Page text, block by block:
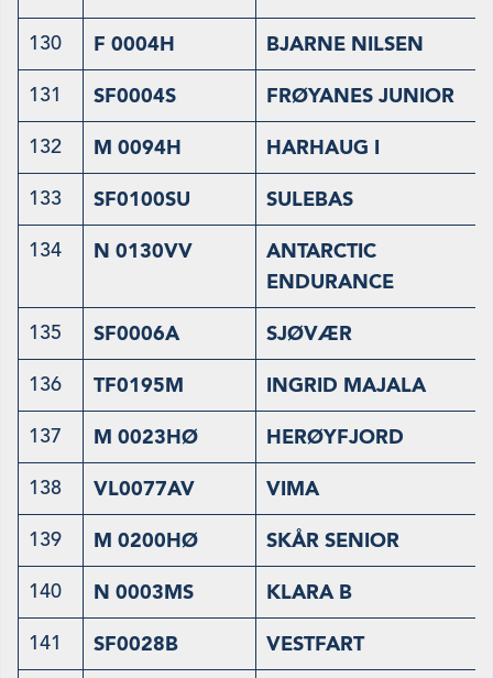
130 F 0004H BJARNE NILSEN
131 SF0004S FRØYANES JUNIOR
132 M 0094H HARHAUG I
133 SF0100SU SULEBAS
134 N 0130VV
ANTARCTIC
ENDURANCE
135 SF0006A SJØVÆR
136 TF0195M INGRID MAJALA
137 M 0023HØ HERØYFJORD
138 VL0077AV VIMA
139 M 0200HØ SKÅR SENIOR
140 N 0003MS KLARA B
141 SF0028B VESTFART